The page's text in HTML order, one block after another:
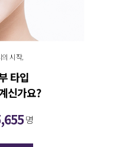
시작,
타입
신가요?
,655명